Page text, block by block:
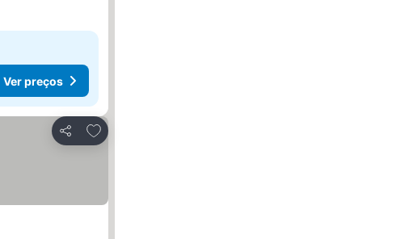
Ver preços
Partilhar
Adicionar aos favoritos